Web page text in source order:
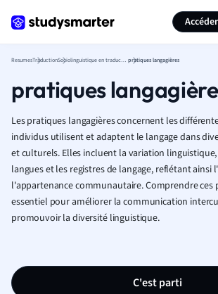
ResumesTraduction Sociolinguistique en traduction pratiques langagières
pratiques
Les pratiques langagières concernent les
individus utilisent et adaptent le langage dans
et culturels. Elles incluent la variation
langues et les registres de langage, reflétant ainsi
l'appartenance communautaire. Comprendre ces
essentiel pour améliorer la communication
promouvoir la diversité linguistique.
C'est parti